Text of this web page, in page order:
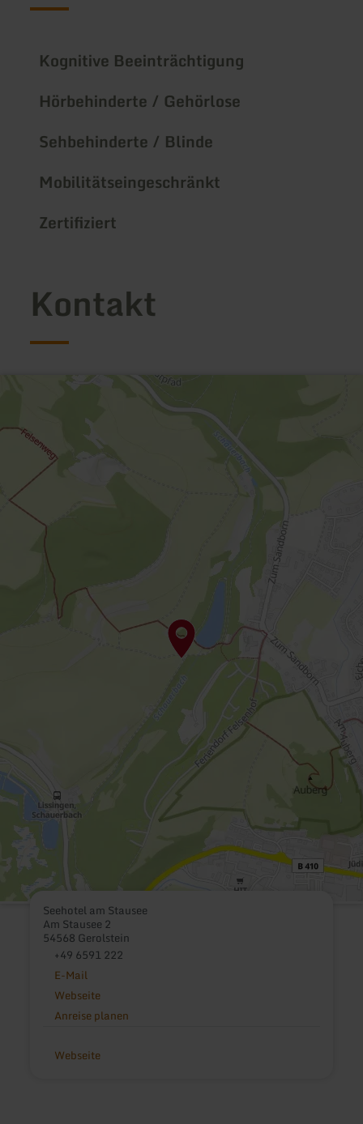
Kognitive Beeinträchtigung
Hörbehinderte / Gehörlose
Sehbehinderte / Blinde
Mobilitätseingeschränkt
Zertifiziert
Kontakt
Seehotel am Stausee
Am Stausee 2
54568 Gerolstein
+49 6591 222
E-Mail
Webseite
Anreise planen
Webseite